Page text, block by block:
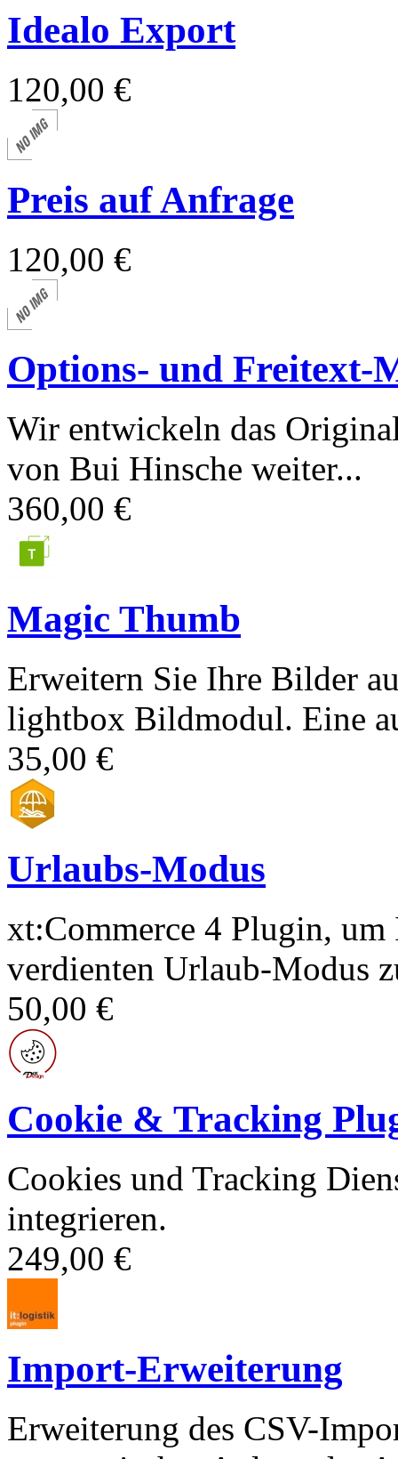
Idealo Export
120,00 €
Preis auf Anfrage
120,00 €
Options- und Freitext-
Wir entwickeln das
von Bui Hinsche weiter...
360,00 €
Magic Thumb
Erweitern Sie Ihre Bilder
lightbox Bildmodul. Eine
35,00 €
Urlaubs-Modus
xt:Commerce 4 Plugin,
verdienten Urlaub-Modus
50,00 €
Cookie & Tracking
Cookies und Tracking
integrieren.
249,00 €
Import-Erweiterung
Erweiterung des CSV-